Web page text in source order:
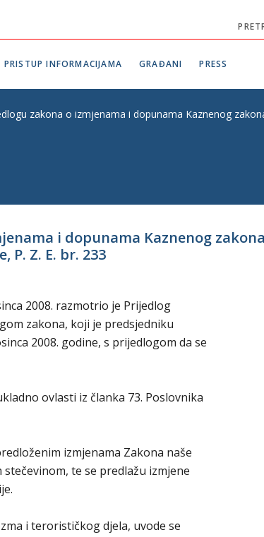
PRISTUP INFORMACIJAMA GRAĐANI PRESS
zakona o izmjenama i dopunama Kaznenog
i dopunama Kaznenog
Z. E. br. 233
2008. razmotrio je Prijedlog
zakona, koji je predsjedniku
2008. godine, s prijedlogom da se
ovlasti iz članka 73. Poslovnika
izmjenama Zakona naše
te se predlažu izmjene
i terorističkog djela, uvode se